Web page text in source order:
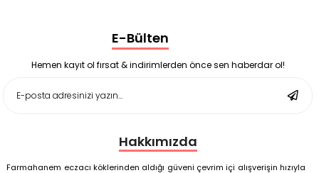
Enterogermina Family 5 ml 20 Flakon
Deep Flex Stres Azaltıcı ve Enerji Dengeleyici Topraklama
Matı Set 40x60 cm
Deep Flex Stres Azaltıcı ve Enerji Dengeleyici Topraklama
E-Bülten
Hemen kayıt ol fırsat & indirimlerden önce sen haberdar ol!
Hakkımızda
Farmahanem eczacı köklerinden aldığı güveni çevrim içi alışverişin hızıyla